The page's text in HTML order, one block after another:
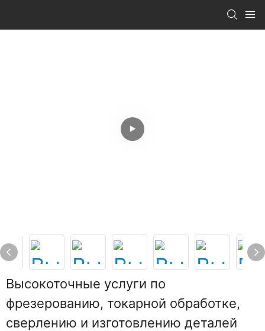
Высокоточные услуги по
фрезерованию, токарной обработке,
сверлению и изготовлению деталей